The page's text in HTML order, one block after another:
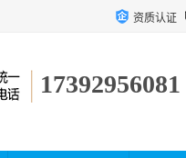
资质认证
17392956081